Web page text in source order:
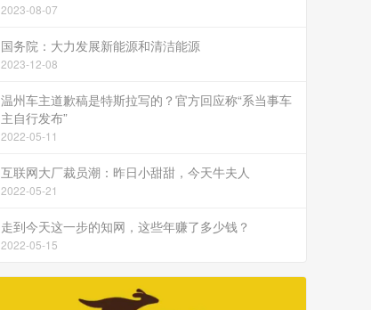
2023-08-07
国务院：大力发展新能源和清洁能源
2023-12-08
温州车主道歉稿是特斯拉写的？官方回应称“系当事车
主自行发布”
2022-05-11
互联网大厂裁员潮：昨日小甜甜，今天牛夫人
2022-05-21
走到今天这一步的知网，这些年赚了多少钱？
2022-05-15